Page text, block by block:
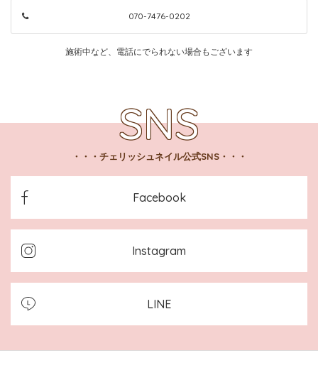
070-7476-0202
施術中など、電話にでられない場合もございます
チェリッシュネイル公式SNS
Facebook
Instagram
LINE